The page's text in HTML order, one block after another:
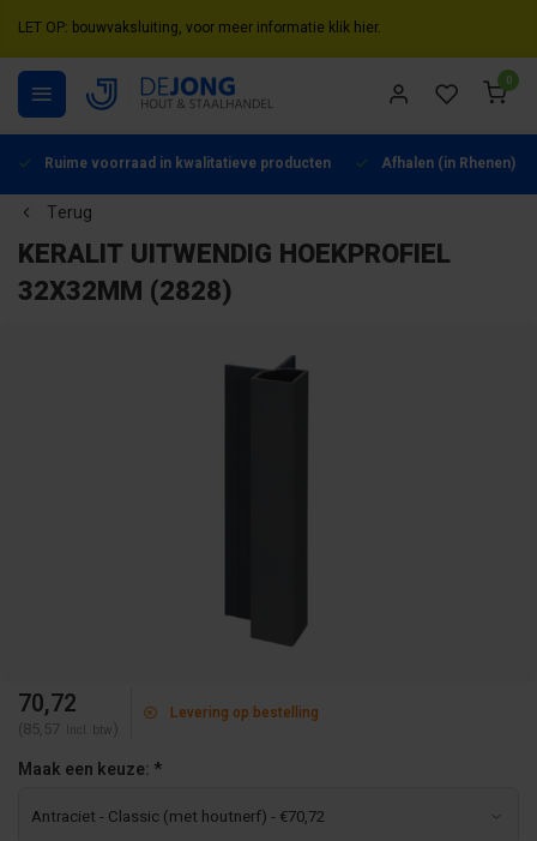
LET OP: bouwvaksluiting, voor meer informatie klik hier.
0
Ruime voorraad in kwalitatieve producten Afhalen (in Rhenen)
Terug
KERALIT UITWENDIG HOEKPROFIEL
32X32MM (2828)
70,72
(85,57 Incl. btw )
Levering op bestelling
Maak een keuze: *